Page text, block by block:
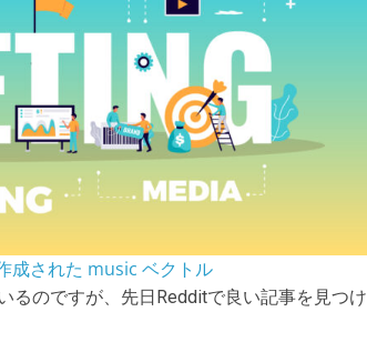
された music ベクトル
るのですが、先日Redditで良い記事を見つけ